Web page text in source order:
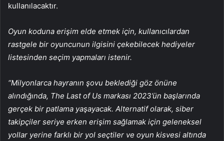
kullanılacaktır.
Oyun koduna erişim elde etmek için, kullanıcılardan
rastgele bir oyuncunun ilgisini çekebilecek hediyeler
listesinden seçim yapmaları istenir.
“Milyonlarca hayranın şovu beklediği göz önüne
alındığında, The Last of Us markası 2023’ün başlarında
gerçek bir patlama yaşayacak. Alternatif olarak, siber
takipçiler seriye erken erişim sağlamak için geleneksel
yollar yerine farklı bir yol seçtiler ve oyun kisvesi altında